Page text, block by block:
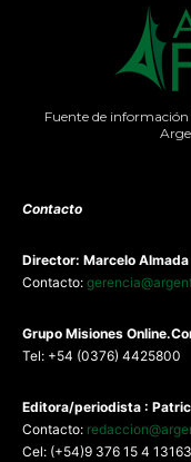
Fuente de
Contacto
Director: Marcelo Almada
Contacto:
Grupo Misiones
Tel: +54 (0376) 4425800
Editora/periodista :
Contacto:
Cel: (+54)9 376 15 4